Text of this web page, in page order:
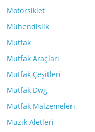
Motorsiklet
Mühendislik
Mutfak
Mutfak Araçları
Mutfak Çeşitleri
Mutfak Dwg
Mutfak Malzemeleri
Müzik Aletleri